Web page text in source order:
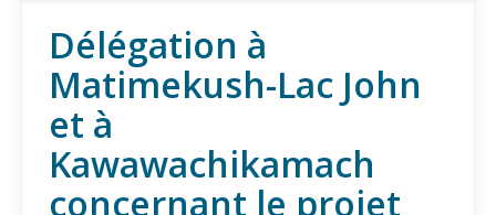
défense et les minéraux critiques
18.03.2026
COMMUNIQUÉ
PL11 sur l’allègement règlementaire: Au service des
profits miniers, pas de l'intérêt public
Délégation à
Matimekush-Lac John
et à
Kawawachikamach
concernant le projet